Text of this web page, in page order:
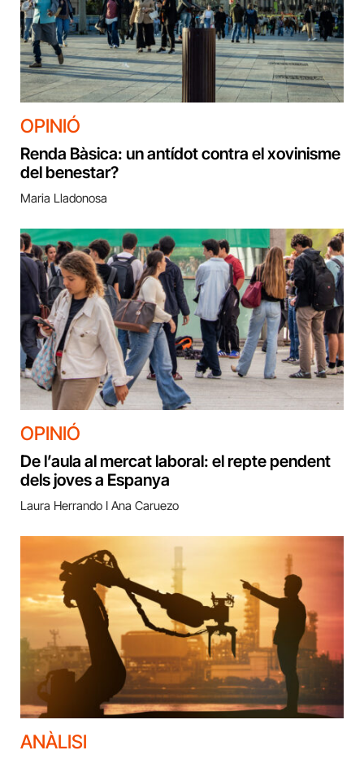
OPINIÓ
Renda Bàsica: un antídot contra el xovinisme
del benestar?
Maria Lladonosa
OPINIÓ
De l’aula al mercat laboral: el repte pendent
dels joves a Espanya
Laura Herrando I Ana Caruezo
ANÀLISI